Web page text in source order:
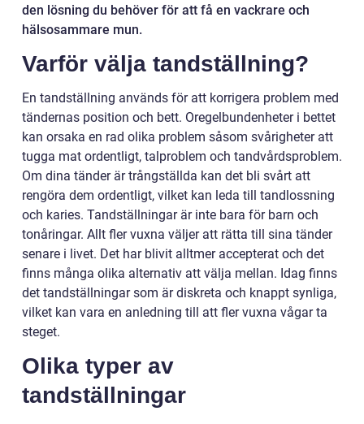
den lösning du behöver för att få en vackrare och
hälsosammare mun.
Varför välja tandställning?
En tandställning används för att korrigera problem med
tändernas position och bett. Oregelbundenheter i bettet
kan orsaka en rad olika problem såsom svårigheter att
tugga mat ordentligt, talproblem och tandvårdsproblem.
Om dina tänder är trångställda kan det bli svårt att
rengöra dem ordentligt, vilket kan leda till tandlossning
och karies. Tandställningar är inte bara för barn och
tonåringar. Allt fler vuxna väljer att rätta till sina tänder
senare i livet. Det har blivit alltmer accepterat och det
finns många olika alternativ att välja mellan. Idag finns
det tandställningar som är diskreta och knappt synliga,
vilket kan vara en anledning till att fler vuxna vågar ta
steget.
Olika typer av
tandställningar